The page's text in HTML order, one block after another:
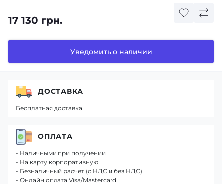
17 130 грн.
Уведомить о наличии
ДОСТАВКА
Бесплатная доставка
ОПЛАТА
- Наличными при получении
- На карту корпоративную
- Безналичный расчет (с НДС и без НДС)
- Онлайн оплата Visa/Mastercard